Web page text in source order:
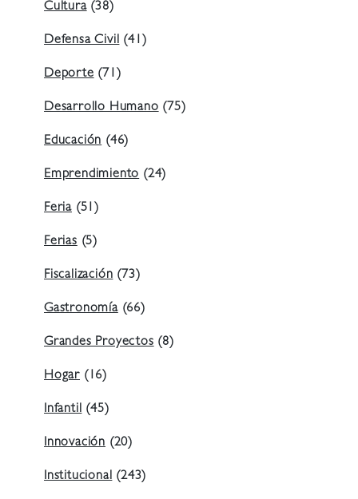
Cultura(38)
Defensa Civil(41)
Deporte(71)
Desarrollo Humano(75)
Educación(46)
Emprendimiento(24)
Feria (51)
Ferias(5)
Fiscalización(73)
Gastronomía(66)
Grandes Proyectos(8)
Hogar (16)
Infantil(45)
Innovación (20)
Institucional(243)